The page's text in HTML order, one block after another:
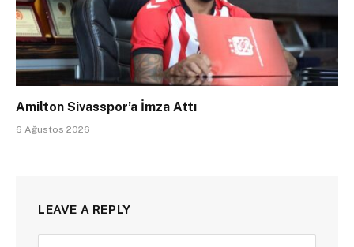
Amilton Sivasspor’a İmza Attı
6 Ağustos 2026
LEAVE A REPLY